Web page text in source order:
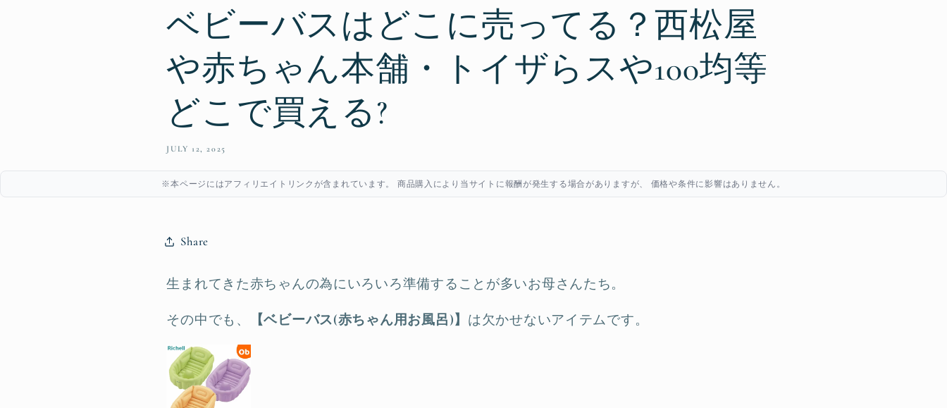
ベビーバスはどこに売ってる？西松屋
や赤ちゃん本舗・トイザらスや100均等
どこで買える?
JULY 12, 2025
※本ページにはアフィリエイトリンクが含まれています。 商品購入により当サイトに報酬が発生する場合がありますが、 価格や条件に影響はありません。
Share
生まれてきた赤ちゃんの為にいろいろ準備することが多いお母さんたち。
その中でも、 【ベビーバス(赤ちゃん用お風呂)】 は欠かせないアイテムです。